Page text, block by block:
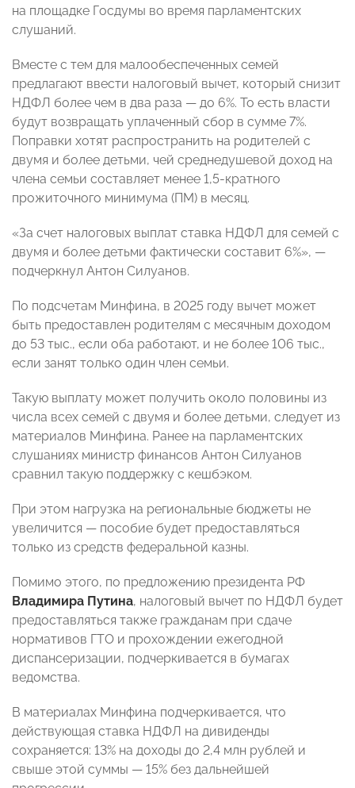
на площадке Госдумы во время парламентских
слушаний.
Вместе с тем для малообеспеченных семей
предлагают ввести налоговый вычет, который снизит
НДФЛ более чем в два раза — до 6%. То есть власти
будут возвращать уплаченный сбор в сумме 7%.
Поправки хотят распространить на родителей с
двумя и более детьми, чей среднедушевой доход на
члена семьи составляет менее 1,5-кратного
прожиточного минимума (ПМ) в месяц.
«За счет налоговых выплат ставка НДФЛ для семей с
двумя и более детьми фактически составит 6%», —
подчеркнул Антон Силуанов.
По подсчетам Минфина, в 2025 году вычет может
быть предоставлен родителям с месячным доходом
до 53 тыс., если оба работают, и не более 106 тыс.,
если занят только один член семьи.
Такую выплату может получить около половины из
числа всех семей с двумя и более детьми, следует из
материалов Минфина. Ранее на парламентских
слушаниях министр финансов Антон Силуанов
сравнил такую поддержку с кешбэком.
При этом нагрузка на региональные бюджеты не
увеличится — пособие будет предоставляться
только из средств федеральной казны.
Помимо этого, по предложению президента РФ
Владимира Путина, налоговый вычет по НДФЛ будет
предоставляться также гражданам при сдаче
нормативов ГТО и прохождении ежегодной
диспансеризации, подчеркивается в бумагах
ведомства.
В материалах Минфина подчеркивается, что
действующая ставка НДФЛ на дивиденды
сохраняется: 13% на доходы до 2,4 млн рублей и
свыше этой суммы — 15% без дальнейшей